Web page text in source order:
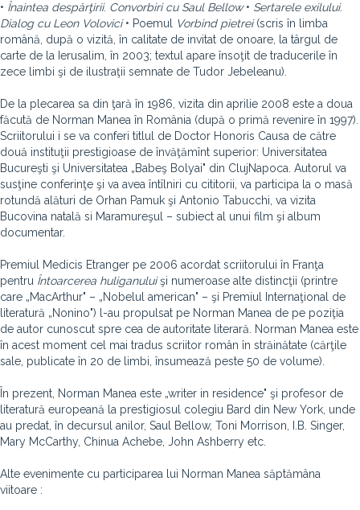
• Înaintea despărţirii. Convorbiri cu Saul Bellow• Sertarele exilului.
Dialog cu Leon Volovici• Poemul Vorbind pietrei(scris în limba
română, după o vizită, în calitate de invitat de onoare, la târgul de
carte de la Ierusalim, în 2003; textul apare însoţit de traducerile în
zece limbi şi de ilustraţii semnate de Tudor Jebeleanu).
De la plecarea sa din ţară în 1986, vizita din aprilie 2008 este a doua
făcută de Norman Manea în România (după o primă revenire în 1997).
Scriitorului i se va conferi titlul de Doctor Honoris Causa de către
două instituţii prestigioase de învăţămînt superior: Universitatea
Bucureşti şi Universitatea „Babeş Bolyai" din Cluj­Napoca. Autorul va
susţine conferinţe şi va avea întîlniri cu cititorii, va participa la o masă
rotundă alături de Orhan Pamuk şi Antonio Tabucchi, va vizita
Bucovina natală si Maramureşul – subiect al unui film şi album
documentar.
Premiul Medicis Etranger pe 2006 acordat scriitorului în Franţa
pentru Întoarcerea huliganuluişi numeroase alte distincţii (printre
care „MacArthur" – „Nobelul american" – şi Premiul Internaţional de
literatură „Nonino") l­-au propulsat pe Norman Manea de pe poziţia
de autor cunoscut spre cea de autoritate literară. Norman Manea este
în acest moment cel mai tradus scriitor român în străinătate (cărţile
sale, publicate în 20 de limbi, însumează peste 50 de volume).
În prezent, Norman Manea este „writer in residence" şi profesor de
literatură europeană la prestigiosul colegiu Bard din New York, unde
au predat, în decursul anilor, Saul Bellow, Toni Morrison, I.B. Singer,
Mary McCarthy, Chinua Achebe, John Ashberry etc.
Alte evenimente cu participarea lui Norman Manea săptămâna
viitoare :